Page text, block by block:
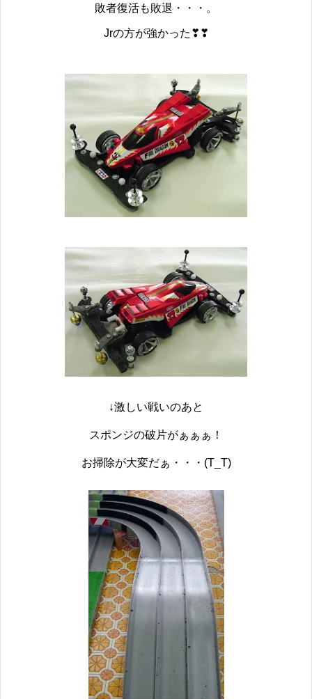
敗者復活も敗退・・・。
Jrの方が強かった❣❣
↓激しい戦いのあと
スポンジの破片がぁぁぁ！
お掃除が大変だぁ・・・(T_T)